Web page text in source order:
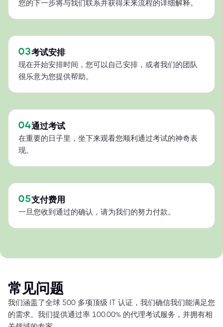
您的下一步将与我们联系并获得未来流程的详细解释。
03考试安排
现在开始安排时间，您可以自己安排，或者我们的团队
很乐意为您提供帮助。
04通过考试
在重要的日子里，坐下来观看您顺利通过考试的神奇表
现。
05支付费用
一旦您收到通过的确认，请为我们的努力付款。
常见问题
我们涵盖了全球 500 多项顶级 IT 认证，我们确信我们能满足您
的需求。我们提供通过率 100.00% 的代理考试服务，并拥有相